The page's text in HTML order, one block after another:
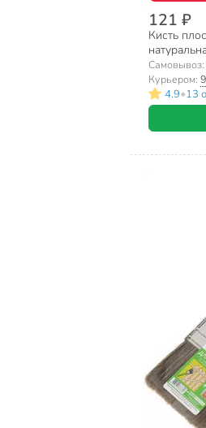
121 ₽
Кисть
1118130
Самовывоз:
Курьером:
4.9•13